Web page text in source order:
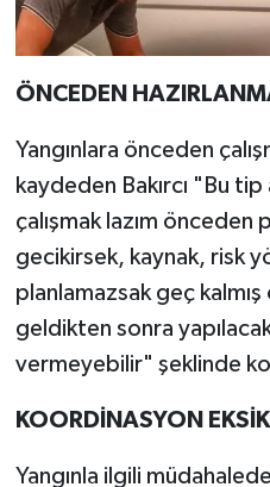
ÖNCEDEN
Yangınlara önceden
kaydeden Bakırcı "Bu
çalışmak lazım önceden
gecikirsek, kaynak, risk
planlamazsak geç
geldikten sonra
vermeyebilir" şeklinde
KOORDİNASYON EKSİK
Yangınla ilgili